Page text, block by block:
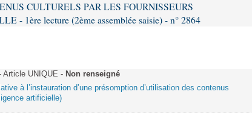
CULTURELS PAR LES FOURNISSEURS
- 1ère lecture (2ème assemblée saisie) - n° 2864
Article UNIQUE - Non renseigné
à l’instauration d’une présomption d’utilisation des contenus
artificielle)